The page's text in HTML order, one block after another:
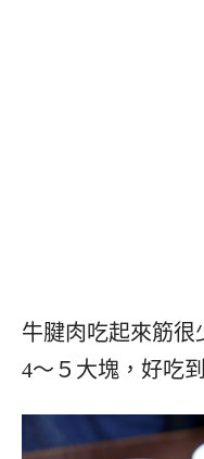
牛腱肉吃起來筋很
4～５大塊，好吃